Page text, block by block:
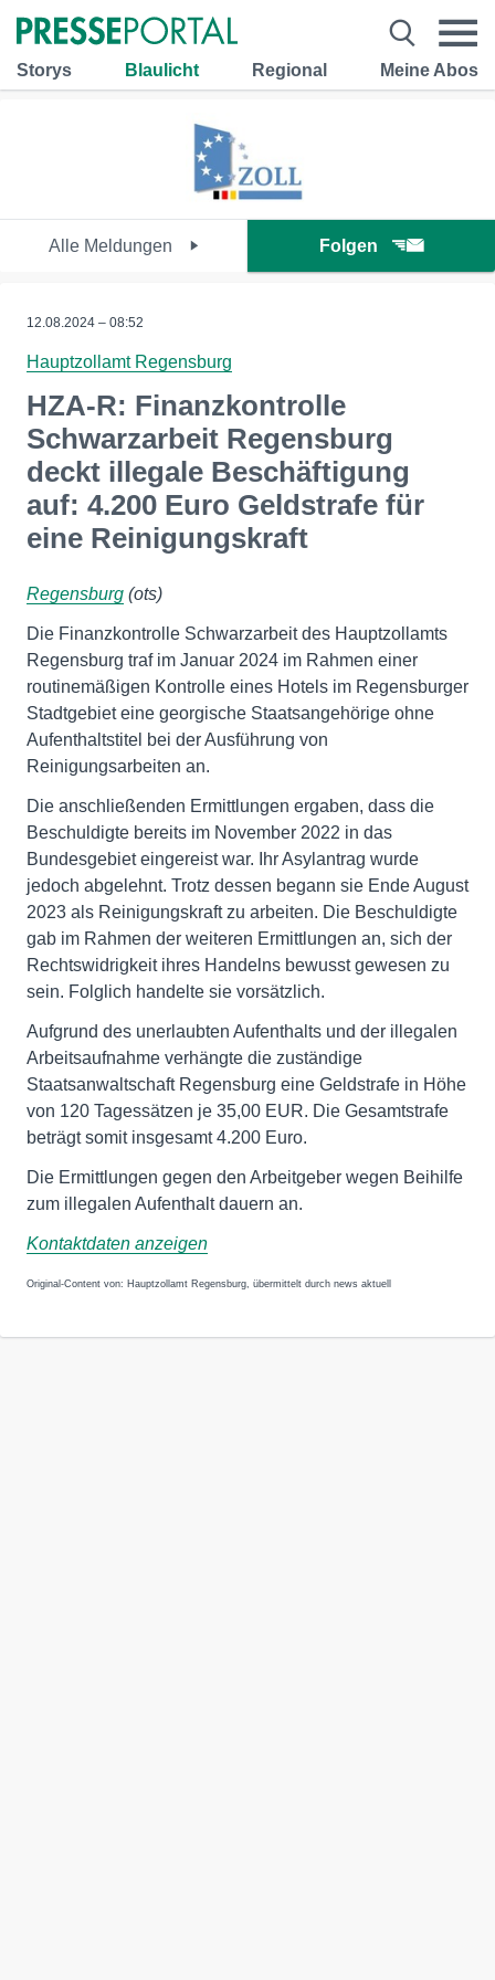
Storys Blaulicht Regional Meine Abos
Alle Meldungen Folgen
12.08.2024 – 08:52
Hauptzollamt Regensburg
HZA-R: Finanzkontrolle
Schwarzarbeit Regensburg
deckt illegale Beschäftigung
auf: 4.200 Euro Geldstrafe für
eine Reinigungskraft
Regensburg (ots)
Die Finanzkontrolle Schwarzarbeit des Hauptzollamts
Regensburg traf im Januar 2024 im Rahmen einer
routinemäßigen Kontrolle eines Hotels im Regensburger
Stadtgebiet eine georgische Staatsangehörige ohne
Aufenthaltstitel bei der Ausführung von
Reinigungsarbeiten an.
Die anschließenden Ermittlungen ergaben, dass die
Beschuldigte bereits im November 2022 in das
Bundesgebiet eingereist war. Ihr Asylantrag wurde
jedoch abgelehnt. Trotz dessen begann sie Ende August
2023 als Reinigungskraft zu arbeiten. Die Beschuldigte
gab im Rahmen der weiteren Ermittlungen an, sich der
Rechtswidrigkeit ihres Handelns bewusst gewesen zu
sein. Folglich handelte sie vorsätzlich.
Aufgrund des unerlaubten Aufenthalts und der illegalen
Arbeitsaufnahme verhängte die zuständige
Staatsanwaltschaft Regensburg eine Geldstrafe in Höhe
von 120 Tagessätzen je 35,00 EUR. Die Gesamtstrafe
beträgt somit insgesamt 4.200 Euro.
Die Ermittlungen gegen den Arbeitgeber wegen Beihilfe
zum illegalen Aufenthalt dauern an.
Kontaktdaten anzeigen
Original-Content von: Hauptzollamt Regensburg, übermittelt durch news aktuell